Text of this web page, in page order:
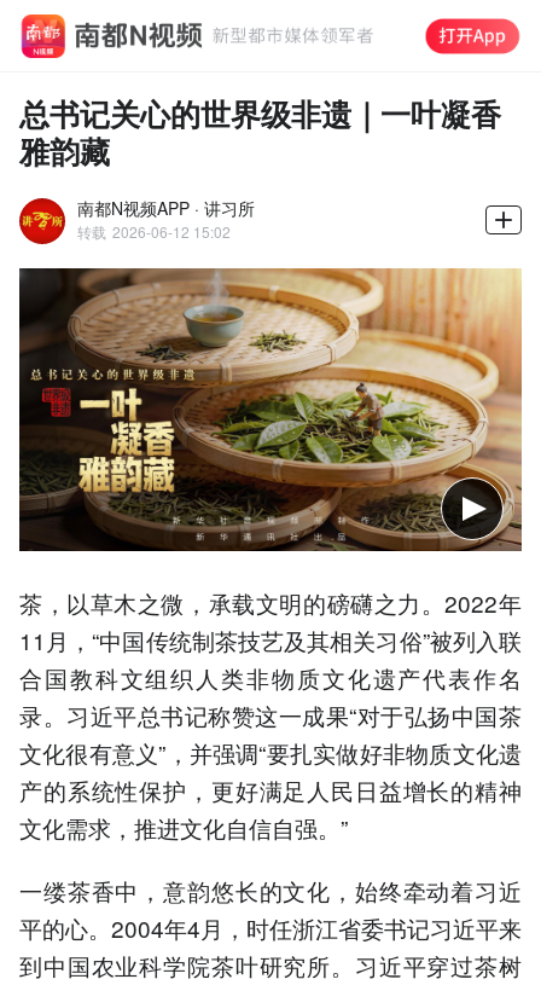
总书记关心的世界级非遗｜一叶凝香
雅韵藏
南都N视频APP · 讲习所
转载 2026-06-12 15:02
茶，以草木之微，承载文明的磅礴之力。2022年
11月，“中国传统制茶技艺及其相关习俗”被列入联
合国教科文组织人类非物质文化遗产代表作名
录。习近平总书记称赞这一成果“对于弘扬中国茶
文化很有意义”，并强调“要扎实做好非物质文化遗
产的系统性保护，更好满足人民日益增长的精神
文化需求，推进文化自信自强。”
一缕茶香中，意韵悠长的文化，始终牵动着习近
平的心。2004年4月，时任浙江省委书记习近平来
到中国农业科学院茶叶研究所。习近平穿过茶树